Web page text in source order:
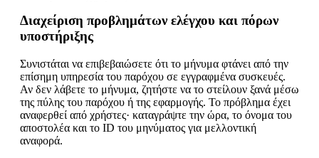
Διαχείριση προβλημάτων ελέγχου και πόρων
υποστήριξης
Συνιστάται να επιβεβαιώσετε ότι το μήνυμα φτάνει από την
επίσημη υπηρεσία του παρόχου σε εγγραφμένα συσκευές.
Αν δεν λάβετε το μήνυμα, ζητήστε να το στείλουν ξανά μέσω
της πύλης του παρόχου ή της εφαρμογής. Το πρόβλημα έχει
αναφερθεί από χρήστες· καταγράψτε την ώρα, το όνομα του
αποστολέα και το ID του μηνύματος για μελλοντική
αναφορά.